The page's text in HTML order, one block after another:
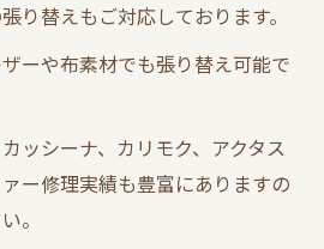
り替えもご対応しております。
ーや布素材でも張り替え可能で
ッシーナ、カリモク、アクタス
ー修理実績も豊富にありますの
。